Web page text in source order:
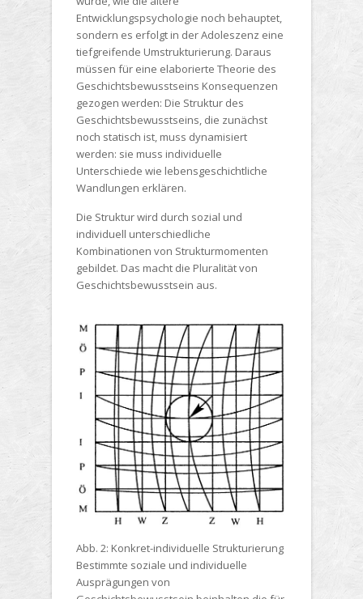
Entwicklungspsychologie noch behauptet,
sondern es erfolgt in der Adoleszenz eine
tiefgreifende Umstrukturierung. Daraus
müssen für eine elaborierte Theorie des
Geschichtsbewusstseins Konsequenzen
gezogen werden: Die Struktur des
Geschichtsbewusstseins, die zunächst
noch statisch ist, muss dynamisiert
werden: sie muss individuelle
Unterschiede wie lebensgeschichtliche
Wandlungen erklären.
Die Struktur wird durch sozial und
individuell unterschiedliche
Kombinationen von Strukturmomenten
gebildet. Das macht die Pluralität von
Geschichtsbewusstsein aus.
Abb. 2: Konkret-individuelle Strukturierung
Bestimmte soziale und individuelle
Ausprägungen von